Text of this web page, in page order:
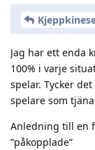
Jag har ett enda
100% i varje
spelar. Tycker
spelare som
Anledning till en
”påkopplade”